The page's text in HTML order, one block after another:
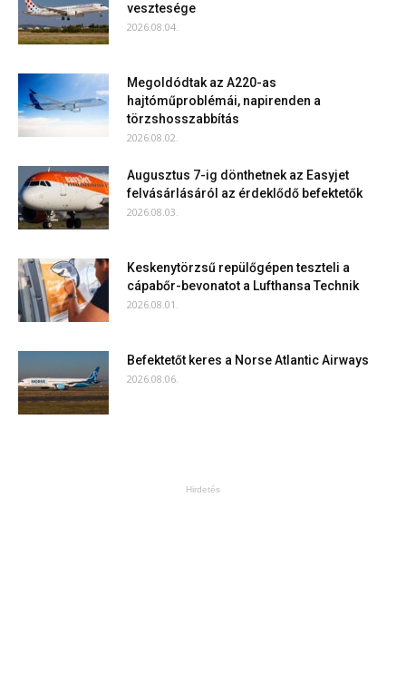
vesztesége
2026.08.04.
Megoldódtak az A220-as
hajtóműproblémái, napirenden a
törzshosszabbítás
2026.08.02.
Augusztus 7-ig dönthetnek az Easyjet
felvásárlásáról az érdeklődő befektetők
2026.08.03.
Keskenytörzsű repülőgépen teszteli a
cápabőr-bevonatot a Lufthansa Technik
2026.08.01.
Befektetőt keres a Norse Atlantic Airways
2026.08.06.
Hirdetés